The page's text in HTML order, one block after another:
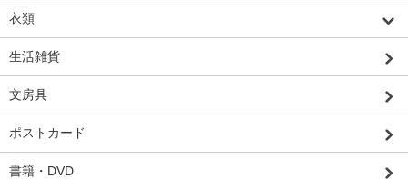
衣類
生活雑貨
文房具
ポストカード
書籍・DVD